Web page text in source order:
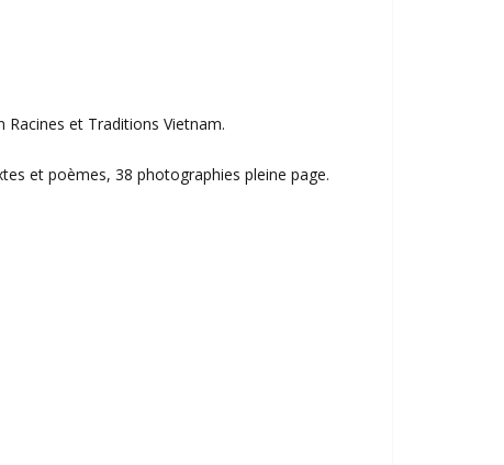
et Traditions Vietnam.
et poèmes, 38 photographies pleine page.